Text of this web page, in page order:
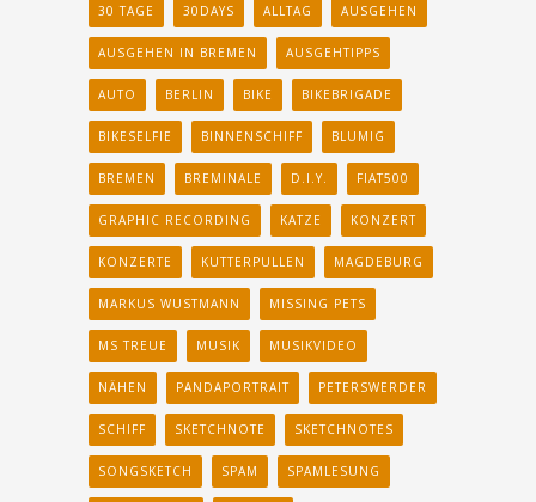
30 TAGE 30DAYS ALLTAG AUSGEHEN
AUSGEHEN IN BREMEN AUSGEHTIPPS
AUTO BERLIN BIKE BIKEBRIGADE
BIKESELFIE BINNENSCHIFF BLUMIG
BREMEN BREMINALE D.I.Y. FIAT500
GRAPHIC RECORDING KATZE KONZERT
KONZERTE KUTTERPULLEN MAGDEBURG
MARKUS WUSTMANN MISSING PETS
MS TREUE MUSIK MUSIKVIDEO
NÄHEN PANDAPORTRAIT PETERSWERDER
SCHIFF SKETCHNOTE SKETCHNOTES
SONGSKETCH SPAM SPAMLESUNG